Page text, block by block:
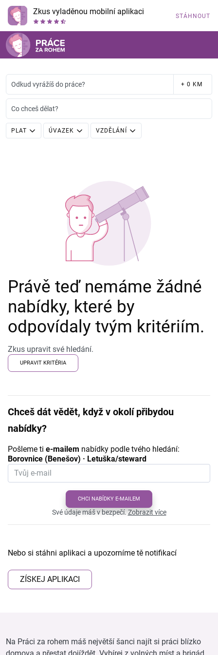
Zkus vyladěnou mobilní aplikaci STÁHNOUT
Odkud vyrážíš do práce? + 0 KM
Co chceš dělat?
PLAT ÚVAZEK VZDĚLÁNÍ
Právě teď nemáme žádné
nabídky, které by
odpovídaly tvým kritériím.
Zkus upravit své hledání.
UPRAVIT KRITÉRIA
Chceš dát vědět, když v okolí přibydou
nabídky?
Pošleme ti e-mailem nabídky podle tvého hledání:
Borovnice (Benešov) · Letuška/steward
CHCI NABÍDKY E-MAILEM
Své údaje máš v bezpečí.Zobrazit více
Nebo si stáhni aplikaci a upozorníme tě notifikací
ZÍSKEJ APLIKACI
Na Práci za rohem máš největší šanci najít si práci blízko
domova a přestat dojíždět. Vybírej z volných míst a brigád